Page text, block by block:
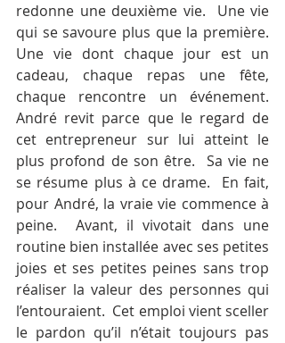
redonne une deuxième vie.  Une vie
qui se savoure plus que la première.
Une vie dont chaque jour est un
cadeau, chaque repas une fête,
chaque rencontre un événement.
André revit parce que le regard de
cet entrepreneur sur lui atteint le
plus profond de son être.  Sa vie ne
se résume plus à ce drame.  En fait,
pour André, la vraie vie commence à
peine.  Avant, il vivotait dans une
routine bien installée avec ses petites
joies et ses petites peines sans trop
réaliser la valeur des personnes qui
l’entouraient.  Cet emploi vient sceller
le pardon qu’il n’était toujours pas